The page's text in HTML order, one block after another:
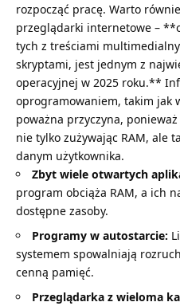
rozpocząć pracę. Warto
przeglądarki internetowe –
tych z treściami
skryptami, jest jednym z
operacyjnej w 2025 roku.**
oprogramowaniem, takim jak
poważna przyczyna,
nie tylko zużywając RAM, ale
danym użytkownika.
Zbyt wiele otwartych
program obciąża RAM, a ich
dostępne zasoby.
Programy w autostarcie:
systemem spowalniają
cenną pamięć.
Przeglądarka z wieloma